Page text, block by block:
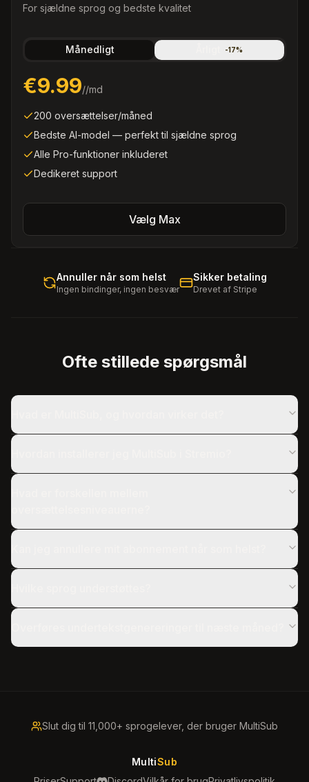
For sjældne sprog og bedste kvalitet
Månedligt -17%
€9.99//md
200 oversættelser/måned
Bedste AI-model — perfekt til sjældne sprog
Alle Pro-funktioner inkluderet
Dedikeret support
Vælg Max
Annuller når som helst
Ingen bindinger, ingen besvær
Sikker betaling
Drevet af Stripe
Ofte stillede spørgsmål
Slut dig til 11,000+ sprogelever, der bruger MultiSub
MultiSub